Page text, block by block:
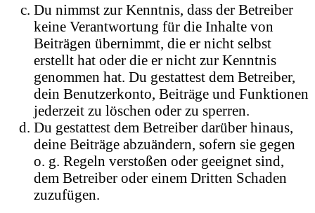
Du nimmst zur Kenntnis, dass der Betreiber
keine Verantwortung für die Inhalte von
Beiträgen übernimmt, die er nicht selbst
erstellt hat oder die er nicht zur Kenntnis
genommen hat. Du gestattest dem Betreiber,
dein Benutzerkonto, Beiträge und Funktionen
jederzeit zu löschen oder zu sperren.
Du gestattest dem Betreiber darüber hinaus,
deine Beiträge abzuändern, sofern sie gegen
o. g. Regeln verstoßen oder geeignet sind,
dem Betreiber oder einem Dritten Schaden
zuzufügen.